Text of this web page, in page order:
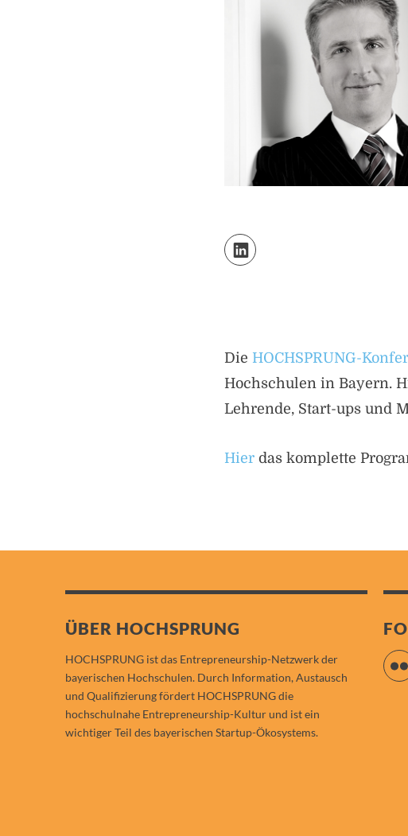
LinkedIn
Die HOCHSPRUNG-
Hochschulen in Bayern.
Lehrende, Start-ups und
Hierdas komplette
ÜBER HOCHSPRUNG
HOCHSPRUNG ist das Entrepreneurship-Netzwerk der
bayerischen Hochschulen. Durch Information, Austausch
und Qualifizierung fördert HOCHSPRUNG die
hochschulnahe Entrepreneurship-Kultur und ist ein
wichtiger Teil des bayerischen Startup-Ökosystems.